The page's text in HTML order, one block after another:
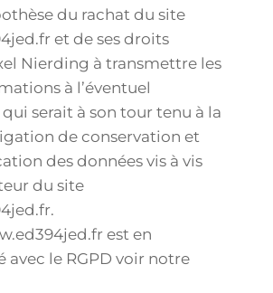
du rachat du site
et de ses droits
Nierding à transmettre les
à l’éventuel
serait à son tour tenu à la
de conservation et
des données vis à vis
du site
est en
le RGPD voir notre